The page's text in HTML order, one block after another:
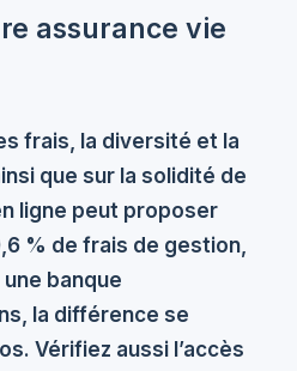
assurance vie
frais, la diversité et la
que sur la solidité de
ligne peut proposer
% de frais de gestion,
banque
la différence se
Vérifiez aussi l’accès